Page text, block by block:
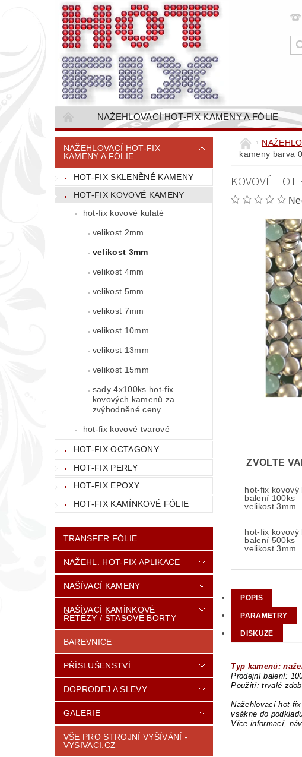
NAŽEHLOVACÍ HOT-FIX KAMENY A FÓLIE
NAŠÍVACÍ KAMÍNKOVÉ ŘETĚZY / ŠTASOVÉ BORTY
VŠE PRO STROJNÍ VYŠÍVÁNÍ - VYSIVACI.CZ
BAREVNICE KAMENŮ
CENÍK DOPRAVY (NÁKLADŮ EXPEDICE) PLATNÝ OD
NAŽEHLOVACÍ HOT-FIX
KAMENY A FÓLIE
HOT-FIX SKLENĚNÉ KAMENY
HOT-FIX KOVOVÉ KAMENY
hot-fix kovové kulaté
velikost 2mm
velikost 3mm
velikost 4mm
velikost 5mm
velikost 7mm
velikost 10mm
velikost 13mm
velikost 15mm
sady 4x100ks hot-fix
kovových kamenů za
zvýhodněné ceny
hot-fix kovové tvarové
HOT-FIX OCTAGONY
HOT-FIX PERLY
HOT-FIX EPOXY
HOT-FIX KAMÍNKOVÉ FÓLIE
TRANSFER FÓLIE
NAŽEHL. HOT-FIX APLIKACE
NAŠÍVACÍ KAMENY
NAŠÍVACÍ KAMÍNKOVÉ
ŘETĚZY / ŠTASOVÉ BORTY
BAREVNICE
PŘÍSLUŠENSTVÍ
DOPRODEJ A SLEVY
GALERIE
VŠE PRO STROJNÍ VYŠÍVÁNÍ -
VYSIVACI.CZ
kameny barva
KOVOVÉ
ZVOLTE
hot-fix kovový
balení 100ks
velikost 3mm
hot-fix kovový
balení 500ks
velikost 3mm
POPIS
PARAMETRY
DISKUZE
Typ kamenů:
Prodejní balení:
Použití: trvalé
Nažehlovací hot-
vsákne do
Více informací,